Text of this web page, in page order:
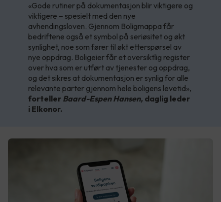
«Gode rutiner på dokumentasjon blir viktigere og
viktigere – spesielt med den nye
avhendingsloven. Gjennom Boligmappa får
bedriftene også et symbol på seriøsitet og økt
synlighet, noe som fører til økt etterspørsel av
nye oppdrag. Boligeier får et oversiktlig register
over hva som er utført av tjenester og oppdrag,
og det sikres at dokumentasjon er synlig for alle
relevante parter gjennom hele boligens levetid»,
forteller Baard-Espen Hansen, daglig leder
i Elkonor.